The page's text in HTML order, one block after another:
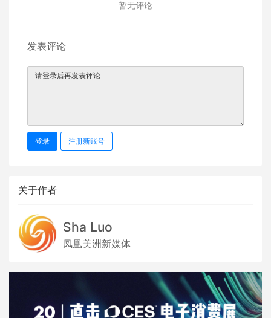
暂无评论
发表评论
登录 注册新账号
关于作者
Sha Luo
凤凰美洲新媒体